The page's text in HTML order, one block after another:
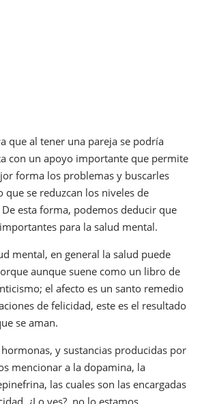
que al tener una pareja se podría
con un apoyo importante que permite
forma los problemas y buscarles
que se reduzcan los niveles de
esta forma, podemos deducir que
para la salud mental.
mental, en general la salud puede
aunque suene como un libro de
el afecto es un santo remedio
de felicidad, este es el resultado
se aman.
y sustancias producidas por
mencionar a la dopamina, la
las cuales son las encargadas
¿Lo ves?, no lo estamos